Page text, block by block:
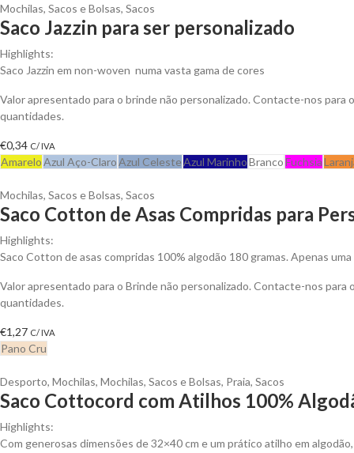
Mochilas, Sacos e Bolsas, Sacos
Saco Jazzin para ser personalizado
Highlights:
Saco Jazzin em non-woven numa vasta gama de cores
Valor apresentado para o brinde não personalizado. Contacte-nos
quantidades.
€0,34 C/ IVA
AmareloAzul Aço-ClaroAzul CelesteAzul MarinhoBrancoFuchsia
Mochilas, Sacos e Bolsas, Sacos
Saco Cotton de Asas Compridas para
Highlights:
Saco Cotton de asas compridas 100% algodão 180 gramas. Apenas
Valor apresentado para o Brinde não personalizado. Contacte-nos
quantidades.
€1,27 C/ IVA
Pano Cru
Desporto, Mochilas, Mochilas, Sacos e Bolsas, Praia, Sacos
Saco Cottocord com Atilhos 100%
Highlights:
Com generosas dimensões de 32×40 cm e um prático atilho em